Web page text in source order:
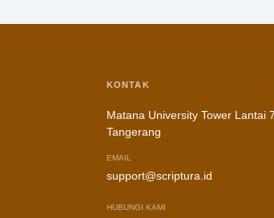
KONTAK
Matana University Tower Lantai 7,
Tangerang
EMAIL
support@scriptura.id
HUBUNGI KAMI